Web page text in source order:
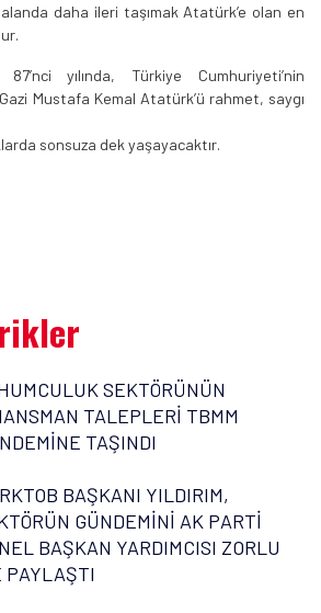
daha ileri taşımak Atatürk’e olan en
yılında, Türkiye Cumhuriyeti’nin
Mustafa Kemal Atatürk’ü rahmet, saygı
sonsuza dek yaşayacaktır.
SEKTÖRÜNÜN
TALEPLERİ TBMM
TAŞINDI
BAŞKANI YILDIRIM,
GÜNDEMİNİ AK PARTİ
BAŞKAN YARDIMCISI ZORLU
PAYLAŞTI